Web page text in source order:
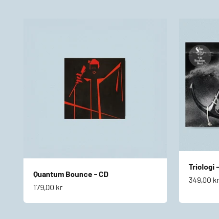
Quantum Bounce - CD
Salgspris
179,00 kr
Triologi
Salgspris
349,00 kr